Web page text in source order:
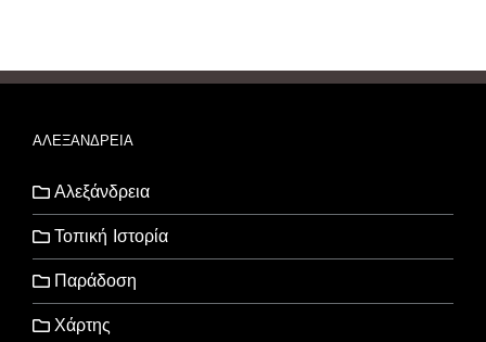
ΑΛΕΞΑΝΔΡΕΙΑ
Αλεξάνδρεια
Τοπική Ιστορία
Παράδοση
Χάρτης